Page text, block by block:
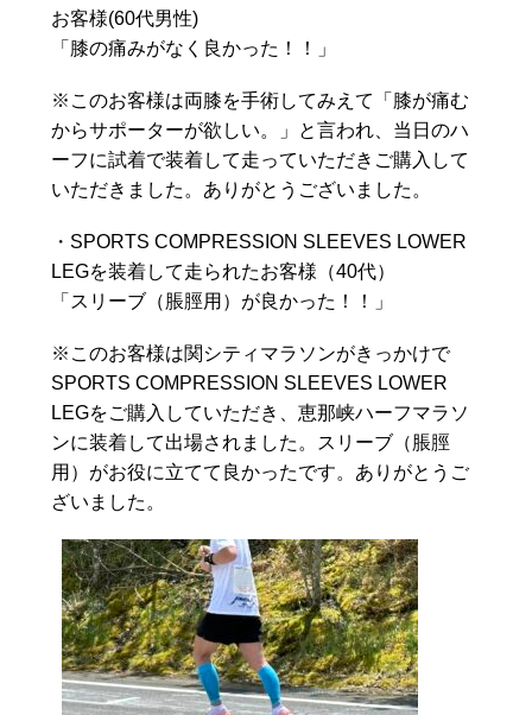
お客様(60代男性)
「膝の痛みがなく良かった！！」
※このお客様は両膝を手術してみえて「膝が痛む
からサポーターが欲しい。」と言われ、 当日のハ
ーフに試着で装着して走っていただきご購入して
いただきました。ありがとうございました。
・SPORTS COMPRESSION SLEEVES LOWER
LEGを装着して走られたお客様（40代）
「スリーブ（脹脛用）が良かった！！」
※このお客様は関シティマラソンがきっかけで
SPORTS COMPRESSION SLEEVES LOWER
LEGをご購入していただき、恵那峡ハーフマラソ
ンに装着して出場されました。スリーブ（脹脛
用）がお役に立てて良かったです。ありがとうご
ざいました。